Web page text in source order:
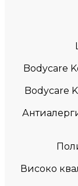
Bodycare
Bodycare
Високо